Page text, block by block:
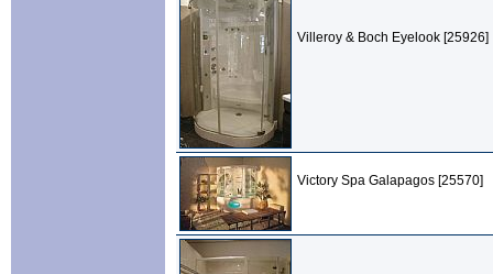
Villeroy & Boch Eyelook [25926]
Victory Spa Galapagos [25570]